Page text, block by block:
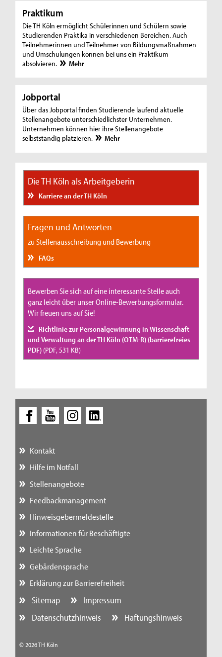
Praktikum
Die TH Köln ermöglicht Schülerinnen und Schülern sowie
Studierenden Praktika in verschiedenen Bereichen. Auch
Teilnehmerinnen und Teilnehmer von Bildungsmaßnahmen
und Umschulungen können bei uns ein Praktikum
absolvieren.
Mehr
Jobportal
Über das Jobportal finden Studierende laufend aktuelle
Stellenangebote unterschiedlichster Unternehmen.
Unternehmen können hier ihre Stellenangebote
selbstständig platzieren.
Mehr
Die TH Köln als Arbeitgeberin
Karriere an der TH Köln
Fragen und Antworten
zu Stellenausschreibung und Bewerbung
FAQs
Bewerben Sie sich auf eine interessante Stelle auch
ganz leicht über unser Online-Bewerbungsformular.
Wir freuen uns auf Sie!
Richtlinie zur Personalgewinnung in Wissenschaft
und Verwaltung an der TH Köln (OTM-R) (barrierefreies
PDF) (PDF, 531 KB)
Kontakt
Hilfe im Notfall
Stellenangebote
Feedbackmanagement
Hinweisgebermeldestelle
Informationen für Beschäftigte
Leichte Sprache
Gebärdensprache
Erklärung zur Barrierefreiheit
Sitemap
Impressum
Datenschutzhinweis
Haftungshinweis
© 2026 TH Köln